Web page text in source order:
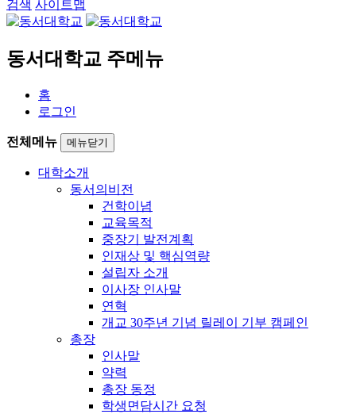
검색 사이트맵
동서대학교 주메뉴
홈
로그인
전체메뉴 메뉴닫기
대학소개
동서의비전
건학이념
교육목적
중장기 발전계획
인재상 및 핵심역량
설립자 소개
이사장 인사말
연혁
개교 30주년 기념 릴레이 기부 캠페인
총장
인사말
약력
총장 동정
학생면담시간 요청